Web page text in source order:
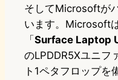
そしてMicrosoftが
います。Microsoft
「 Surface Laptop
のLPDDR5Xユニフ
ト1ペタフロップを